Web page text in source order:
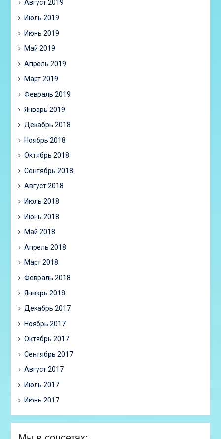
Август 2019
Июль 2019
Июнь 2019
Май 2019
Апрель 2019
Март 2019
Февраль 2019
Январь 2019
Декабрь 2018
Ноябрь 2018
Октябрь 2018
Сентябрь 2018
Август 2018
Июль 2018
Июнь 2018
Май 2018
Апрель 2018
Март 2018
Февраль 2018
Январь 2018
Декабрь 2017
Ноябрь 2017
Октябрь 2017
Сентябрь 2017
Август 2017
Июль 2017
Июнь 2017